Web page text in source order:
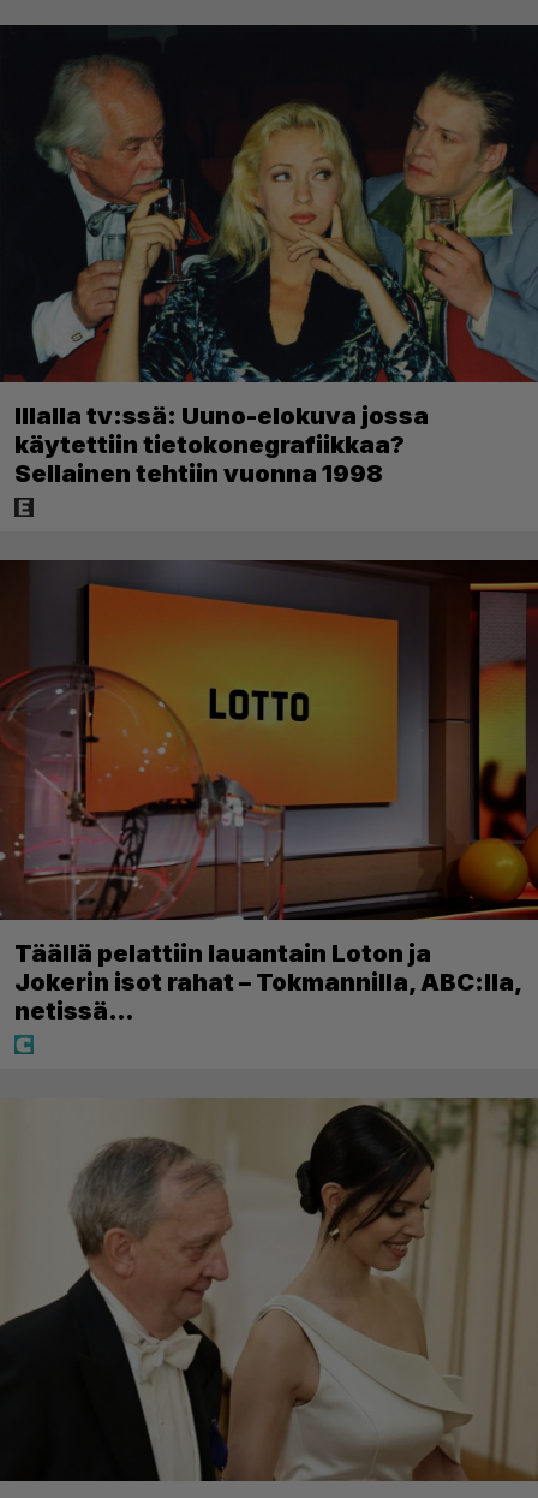
Illalla tv:ssä: Uuno-elokuva jossa
käytettiin tietokonegrafiikkaa?
Sellainen tehtiin vuonna 1998
Täällä pelattiin lauantain Loton ja
Jokerin isot rahat – Tokmannilla, ABC:lla,
netissä…